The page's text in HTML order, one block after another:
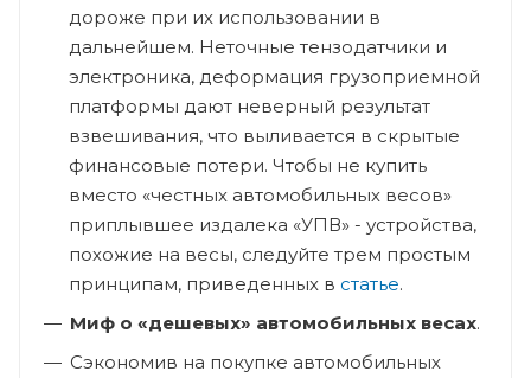
дороже при их использовании в
дальнейшем. Неточные тензодатчики и
электроника, деформация грузоприемной
платформы дают неверный результат
взвешивания, что выливается в скрытые
финансовые потери. Чтобы не купить
вместо «честных автомобильных весов»
приплывшее издалека «УПВ» - устройства,
похожие на весы, следуйте трем простым
принципам, приведенных в статье.
Миф о «дешевых» автомобильных весах.
Сэкономив на покупке автомобильных